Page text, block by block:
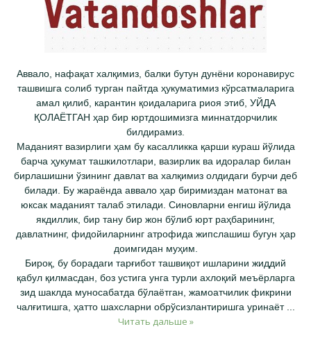
Аввало, нафақат халқимиз, балки бутун дунёни коронавирус
ташвишга солиб турган пайтда ҳукуматимиз кўрсатмаларига
амал қилиб, карантин қоидаларига риоя этиб, УЙДА
ҚОЛАЁТГАН ҳар бир юртдошимизга миннатдорчилик
билдирамиз.
Маданият вазирлиги ҳам бу касалликка қарши кураш йўлида
барча ҳукумат ташкилотлари, вазирлик ва идоралар билан
бирлашишни ўзининг давлат ва халқимиз олдидаги бурчи деб
билади. Бу жараёнда аввало ҳар биримиздан матонат ва
юксак маданият талаб этилади. Синовларни енгиш йўлида
якдиллик, бир тану бир жон бўлиб юрт раҳбарининг,
давлатнинг, фидойиларнинг атрофида жипслашиш бугун ҳар
доимгидан муҳим.
Бироқ, бу борадаги тарғибот ташвиқот ишларини жиддий
қабул қилмасдан, боз устига унга турли ахлоқий меъёрларга
зид шаклда муносабатда бўлаётган, жамоатчилик фикрини
чалғитишга, ҳатто шахсларни обрўсизлантиришга уринаёт
Читать дальше »